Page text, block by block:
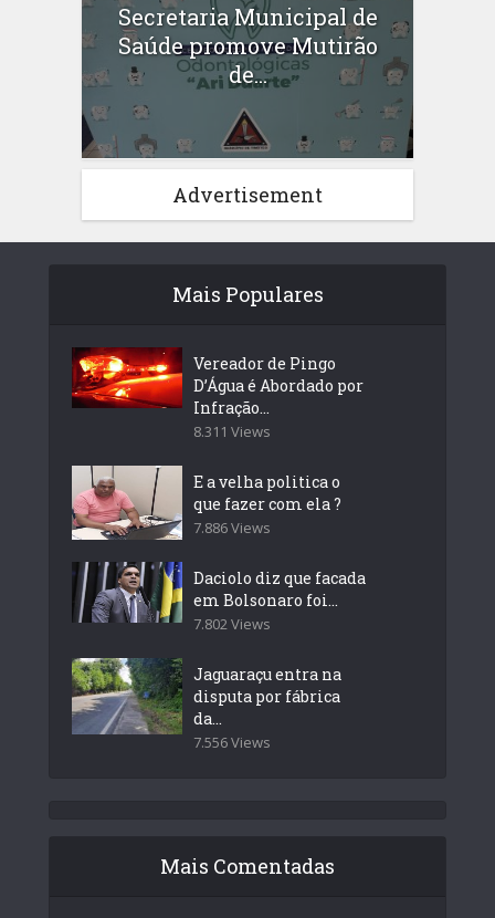
Secretaria Municipal de
Saúde promove Mutirão
de...
Advertisement
Mais Populares
Vereador de Pingo
D’Água é Abordado por
Infração...
8.311 Views
E a velha politica o
que fazer com ela ?
7.886 Views
Daciolo diz que facada
em Bolsonaro foi...
7.802 Views
Jaguaraçu entra na
disputa por fábrica
da...
7.556 Views
Mais Comentadas